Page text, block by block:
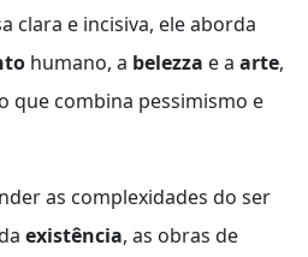
clara e incisiva, ele aborda
humano, a belezza e a arte,
que combina pessimismo e
as complexidades do ser
existência, as obras de